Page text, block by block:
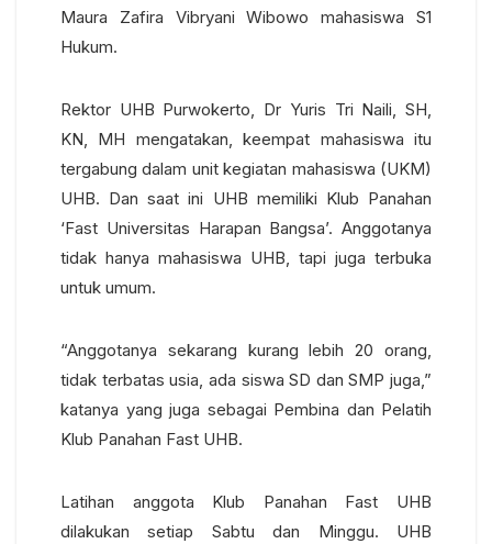
Maura Zafira Vibryani Wibowo mahasiswa S1
Hukum.
Rektor UHB Purwokerto, Dr Yuris Tri Naili, SH,
KN, MH mengatakan, keempat mahasiswa itu
tergabung dalam unit kegiatan mahasiswa (UKM)
UHB. Dan saat ini UHB memiliki Klub Panahan
‘Fast Universitas Harapan Bangsa’. Anggotanya
tidak hanya mahasiswa UHB, tapi juga terbuka
untuk umum.
“Anggotanya sekarang kurang lebih 20 orang,
tidak terbatas usia, ada siswa SD dan SMP juga,”
katanya yang juga sebagai Pembina dan Pelatih
Klub Panahan Fast UHB.
Latihan anggota Klub Panahan Fast UHB
dilakukan setiap Sabtu dan Minggu. UHB